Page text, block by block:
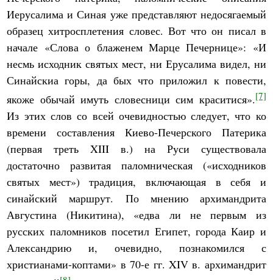
Иерусалима и Синая уже представляют недосягаемый
образец хитросплетения словес. Вот что он писал в
начале «Слова о блаженем Марце Печернице»: «И
несмь исходник святых мест, ни Ерусалима видел, ни
Синайскиа горы, да бых что приложил к повести,
якоже обычай имуть словесници сим краситися».[7]
Из этих слов со всей очевидностью следует, что ко
времени составления Киево-Печерского Патерика
(первая треть XIII в.) на Руси существовала
достаточно развитая паломническая («исходников
святых мест») традиция, включающая в себя и
синайский маршрут. По мнению архимандрита
Августина (Никитина), «едва ли не первым из
русских паломников посетил Египет, города Каир и
Александрию и, очевидно, познакомился с
христианами-коптами» в 70-е гг. XIV в. архимандрит